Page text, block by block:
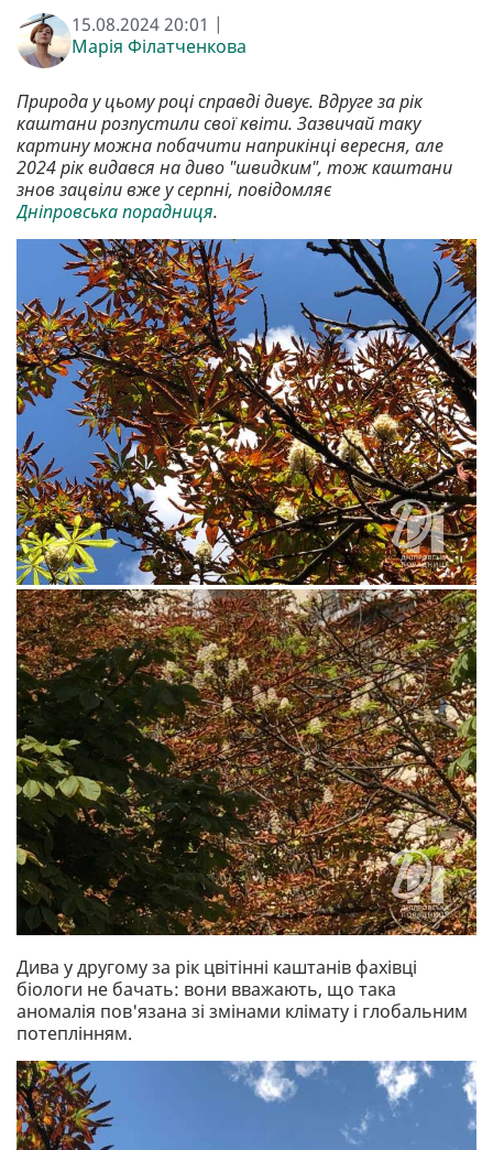
15.08.2024 20:01 |
Марія Філатченкова
Природа у цьому році справді дивує. Вдруге за рік
каштани розпустили свої квіти. Зазвичай таку
картину можна побачити наприкінці вересня, але
2024 рік видався на диво "швидким", тож каштани
знов зацвіли вже у серпні, повідомляє
Дніпровська порадниця.
Дива у другому за рік цвітінні каштанів фахівці
біологи не бачать: вони вважають, що така
аномалія пов'язана зі змінами клімату і глобальним
потеплінням.